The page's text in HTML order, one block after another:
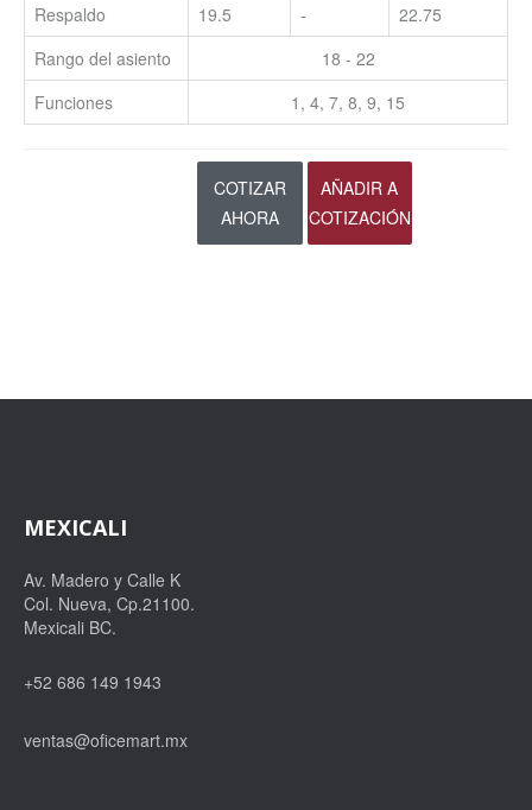
Respaldo
19.5 -
22.75
Rango del asiento
18 - 22
Funciones
1, 4, 7, 8, 9, 15
COTIZAR
AHORA
AÑADIR A
COTIZACIÓN
MEXICALI
Av. Madero y Calle K
Col. Nueva, Cp.21100.
Mexicali BC.
+52 686 149 1943
ventas@oficemart.mx